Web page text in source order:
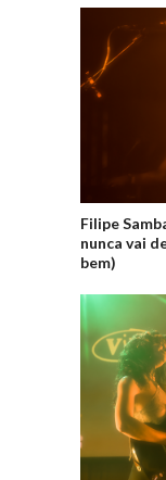
Filipe
nunca vai
bem)